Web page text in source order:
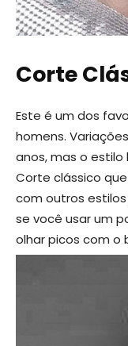
Corte
Este é um dos
homens.
anos, mas o
Corte clássico
com outros
se você usar um
olhar picos com o